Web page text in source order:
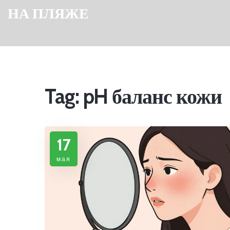
НА ПЛЯЖЕ
Tag: pH баланс кожи
17
мая